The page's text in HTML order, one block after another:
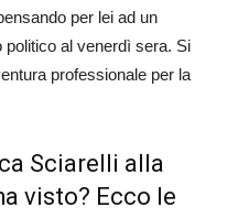
per lei ad un
politico al venerdì sera. Si
professionale per la
Sciarelli alla
visto? Ecco le